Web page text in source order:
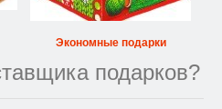
Экономные подарки
подарков?